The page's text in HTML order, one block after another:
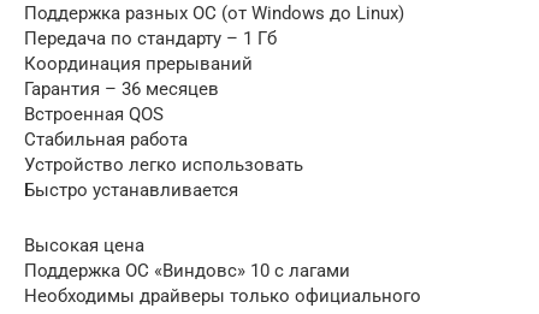
Поддержка разных ОС (от Windows до Linux)
Передача по стандарту – 1 Гб
Координация прерываний
Гарантия – 36 месяцев
Встроенная QOS
Стабильная работа
Устройство легко использовать
Быстро устанавливается
Высокая цена
Поддержка ОС «Виндовс» 10 с лагами
Необходимы драйверы только официального